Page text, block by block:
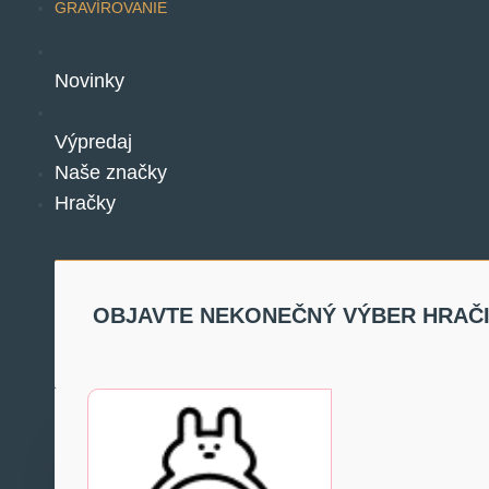
GRAVÍROVANIE
Novinky
Výpredaj
Naše značky
Hračky
OBJAVTE NEKONEČNÝ VÝBER